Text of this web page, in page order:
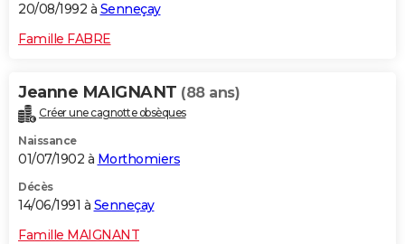
20/08/1992 à Senneçay
Famille FABRE
Jeanne MAIGNANT (88 ans)
Créer une cagnotte obsèques
Naissance
01/07/1902 à Morthomiers
Décès
14/06/1991 à Senneçay
Famille MAIGNANT